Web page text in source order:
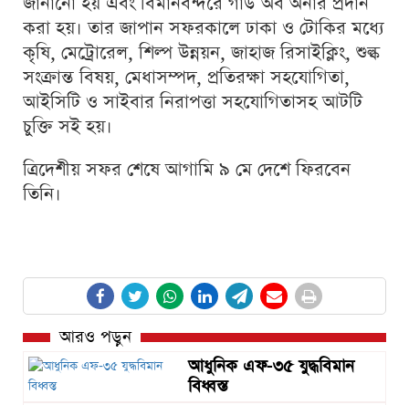
করা হয়। তার জাপান সফরকালে ঢাকা ও টোকির মধ্যে
কৃষি, মেট্রোরেল, শিল্প উন্নয়ন, জাহাজ রিসাইক্লিং, শুল্ক
সংক্রান্ত বিষয়, মেধাসম্পদ, প্রতিরক্ষা সহযোগিতা,
আইসিটি ও সাইবার নিরাপত্তা সহযোগিতাসহ আটটি
চুক্তি সই হয়।
ত্রিদেশীয় সফর শেষে আগামি ৯ মে দেশে ফিরবেন
তিনি।
আরও পড়ুন
আধুনিক এফ-৩৫ যুদ্ধবিমান
বিধ্বস্ত